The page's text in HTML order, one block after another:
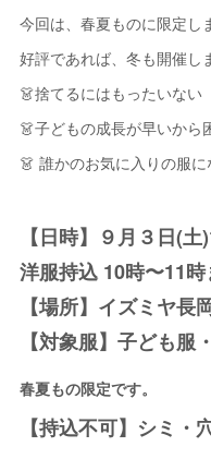
今回は、春夏ものに限定し
好評であれば、冬も開催し
👗捨てるにはもったいない
👗子どもの成長が早いから
👗 誰かのお気に入りの服
【日時】９月３日(
洋服持込 10時〜11
【場所】イズミヤ
【対象服】子ども服
春夏もの限定です。
【持込不可】シミ・